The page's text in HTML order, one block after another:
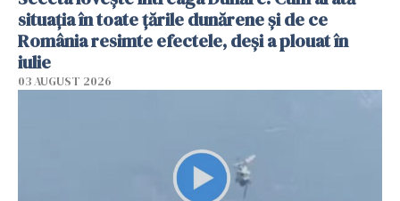
situația în toate țările dunărene și de ce
România resimte efectele, deși a plouat în
iulie
03 AUGUST 2026